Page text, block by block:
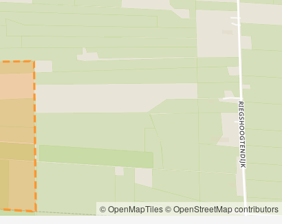
© OpenMapTiles© OpenStreetMap contributors